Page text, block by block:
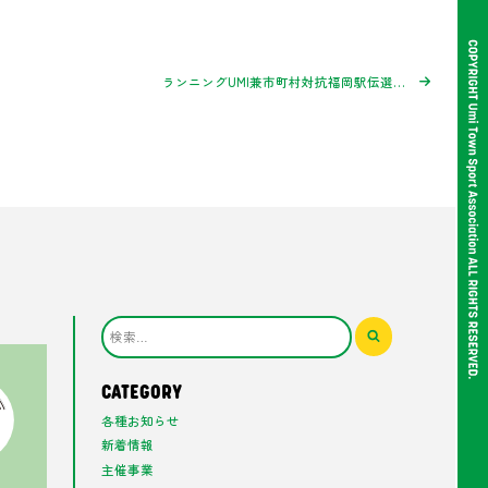
ランニングUMI兼市町村対抗福岡駅伝選手選考会参加者募集中！
CATEGORY
各種お知らせ
新着情報
主催事業